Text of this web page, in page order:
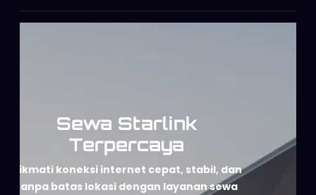
Sewa Starlink
Terpercaya
Nikmati koneksi internet cepat, stabil, dan
tanpa batas lokasi dengan layanan sewa